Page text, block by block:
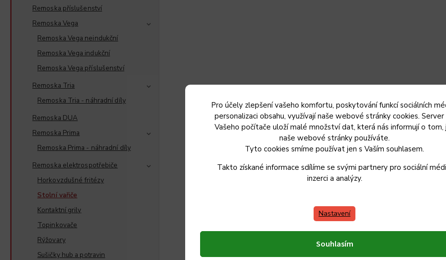
Pro účely zlepšení vašeho komfortu, poskytování funkcí sociálních
personalizaci obsahu, využívají naše webové stránky cookies. Server
Vašeho počítače uloží malé množství dat, která nás informují o tom,
naše webové stránky používáte.
Tyto cookies smíme používat jen s Vaším souhlasem.
Takto získané informace sdílíme se svými partnery pro sociální
inzerci a analýzy.
Nastavení
Souhlasím
Remoska příslušenství
Remoska Vega
Remoska Vega neindukční
Remoska Vega indukční
Remoska Vega příslušenství
Remoska Tria
Remoska Tria - náhradní díly
Remoska DUA
Remoska Prima
Remoska Prima - náhradní díly
Remoska elektrospotřebiče
Horkovzdušné fritézy
Stolní vařiče
Kontaktní grily
Topinkovače
Rýžovary
Sušičky hub a potravin